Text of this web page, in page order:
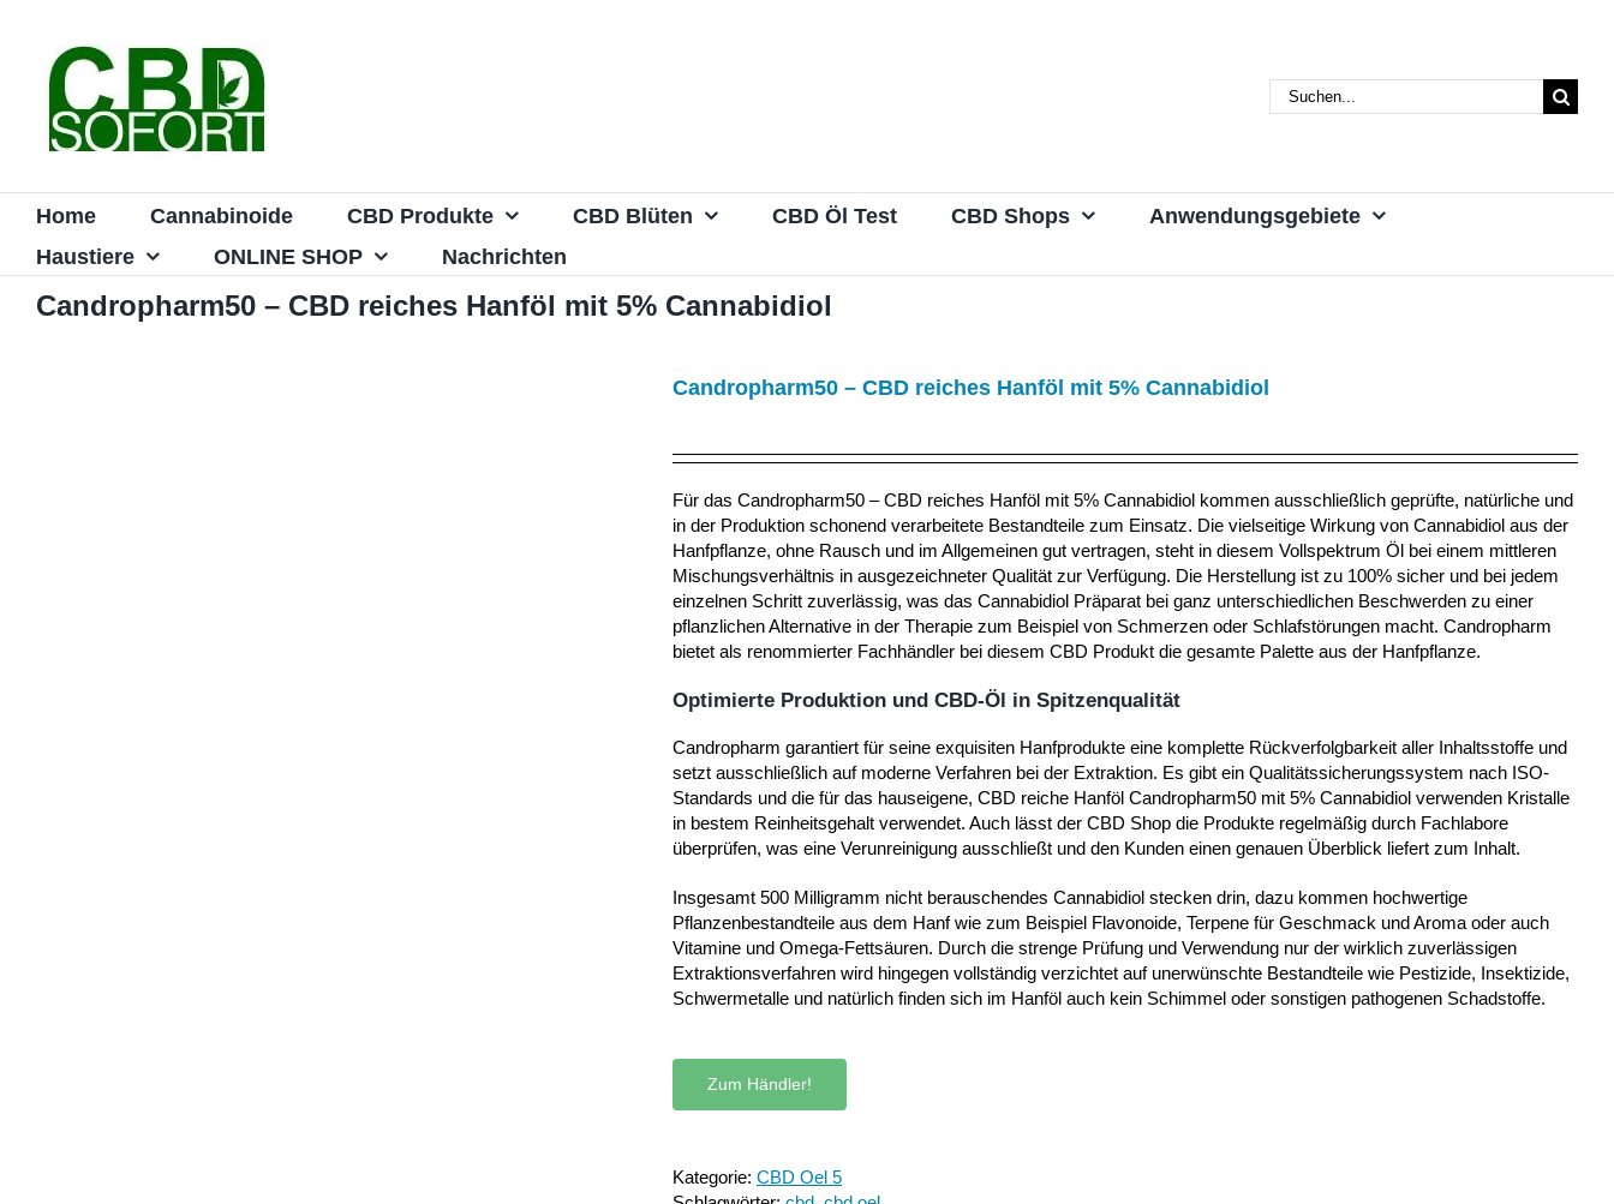
springen
Suche
nach:
Home Cannabinoide CBD Produkte CBD Blüten CBD Öl Test CBD Shops
Anwendungsgebiete
Haustiere
ONLINE SHOP Nachrichten
Candropharm50 – CBD reiches Hanföl mit 5% Cannabidiol
Candropharm50 – CBD reiches Hanföl mit 5% Cannabidiol
Für das Candropharm50 – CBD reiches Hanföl mit 5% Cannabidiol kommen ausschließlich geprüfte, natürliche und
in der Produktion schonend verarbeitete Bestandteile zum Einsatz. Die vielseitige Wirkung von Cannabidiol aus der
Hanfpflanze, ohne Rausch und im Allgemeinen gut vertragen, steht in diesem Vollspektrum Öl bei einem mittleren
Mischungsverhältnis in ausgezeichneter Qualität zur Verfügung. Die Herstellung ist zu 100% sicher und bei jedem
einzelnen Schritt zuverlässig, was das Cannabidiol Präparat bei ganz unterschiedlichen Beschwerden zu einer
pflanzlichen Alternative in der Therapie zum Beispiel von Schmerzen oder Schlafstörungen macht. Candropharm
bietet als renommierter Fachhändler bei diesem CBD Produkt die gesamte Palette aus der Hanfpflanze.
Optimierte Produktion und CBD-Öl in Spitzenqualität
Candropharm garantiert für seine exquisiten Hanfprodukte eine komplette Rückverfolgbarkeit aller Inhaltsstoffe und
setzt ausschließlich auf moderne Verfahren bei der Extraktion. Es gibt ein Qualitätssicherungssystem nach ISO-
Standards und die für das hauseigene, CBD reiche Hanföl Candropharm50 mit 5% Cannabidiol verwenden Kristalle
in bestem Reinheitsgehalt verwendet. Auch lässt der CBD Shop die Produkte regelmäßig durch Fachlabore
überprüfen, was eine Verunreinigung ausschließt und den Kunden einen genauen Überblick liefert zum Inhalt.
Insgesamt 500 Milligramm nicht berauschendes Cannabidiol stecken drin, dazu kommen hochwertige
Pflanzenbestandteile aus dem Hanf wie zum Beispiel Flavonoide, Terpene für Geschmack und Aroma oder auch
Vitamine und Omega-Fettsäuren. Durch die strenge Prüfung und Verwendung nur der wirklich zuverlässigen
Extraktionsverfahren wird hingegen vollständig verzichtet auf unerwünschte Bestandteile wie Pestizide, Insektizide,
Schwermetalle und natürlich finden sich im Hanföl auch kein Schimmel oder sonstigen pathogenen Schadstoffe.
Zum Händler!
Kategorie: CBD Oel 5